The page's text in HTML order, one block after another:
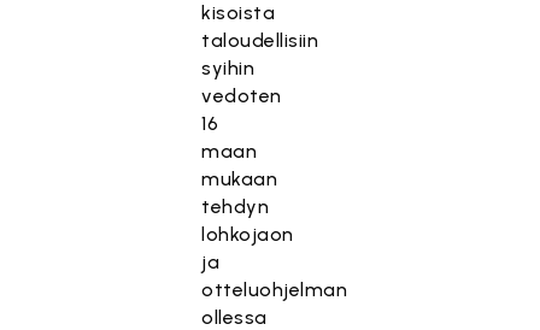
kisoista
taloudellisiin
syihin
vedoten
16
maan
mukaan
tehdyn
lohkojaon
ja
otteluohjelman
ollessa